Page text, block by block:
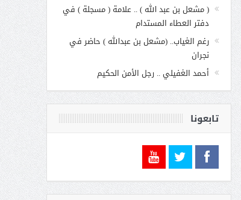
( مشعل بن عبد الله ) .. علامة ( مسجلة ) في
دفتر العطاء المستدام
رغم الغياب.. (مشعل بن عبدالله ) حاضر في
نجران
أحمد الغفيلي .. رجل الأمن الحكيم
تابعونا